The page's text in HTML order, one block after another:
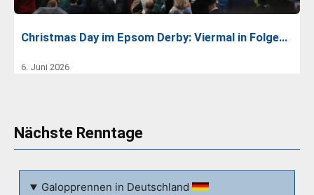
Christmas Day im Epsom Derby: Viermal in Folge…
6. Juni 2026
Nächste Renntage
Galopprennen in Deutschland